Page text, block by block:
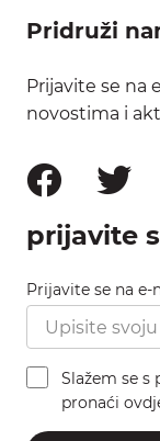
Pridruži
Prijavite se na
novostima i
prijavite
Prijavite se na e-
Slažem se
pronaći